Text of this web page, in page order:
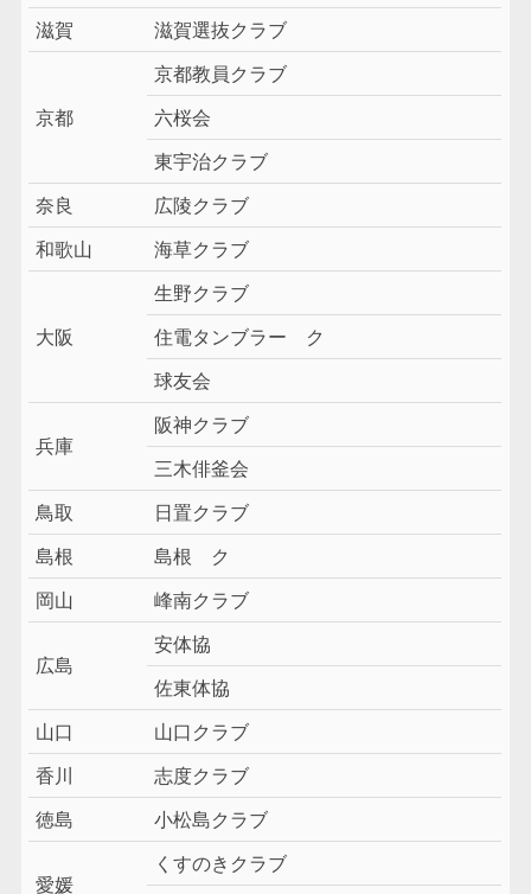
滋賀
滋賀選抜クラブ
京都
京都教員クラブ
六桜会
東宇治クラブ
奈良
広陵クラブ
和歌山
海草クラブ
大阪
生野クラブ
住電タンブラー ク
球友会
兵庫
阪神クラブ
三木俳釜会
鳥取
日置クラブ
島根
島根 ク
岡山
峰南クラブ
広島
安体協
佐東体協
山口
山口クラブ
香川
志度クラブ
徳島
小松島クラブ
愛媛
くすのきクラブ